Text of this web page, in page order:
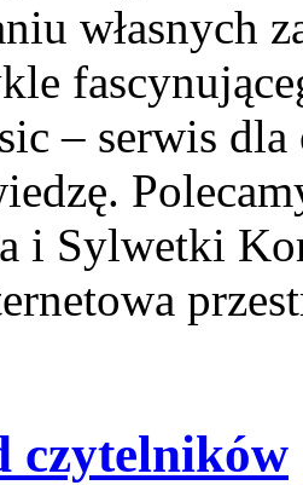
własnych
– serwis dla
i Sylwetki
czytelników